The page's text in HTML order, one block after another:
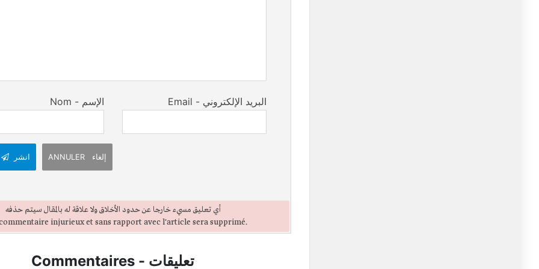
Nom - الإسم Email - البريد الإلكتروني
انشر ANNULER إلغاء
أي تعليق مسيء خارجا عن حدود الأخلاق ولا علاقة له بالمقال سيتم حذفه
injurieux et sans rapport avec l'article sera supprimé.
Commentaires - تعليقات